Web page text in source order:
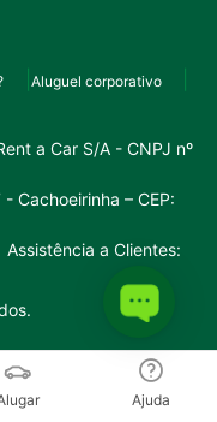
Aluguel corporativo
a Car S/A - CNPJ nº
Cachoeirinha – CEP:
a Clientes:
Ajuda